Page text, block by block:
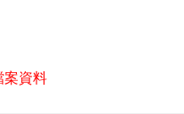
案資料